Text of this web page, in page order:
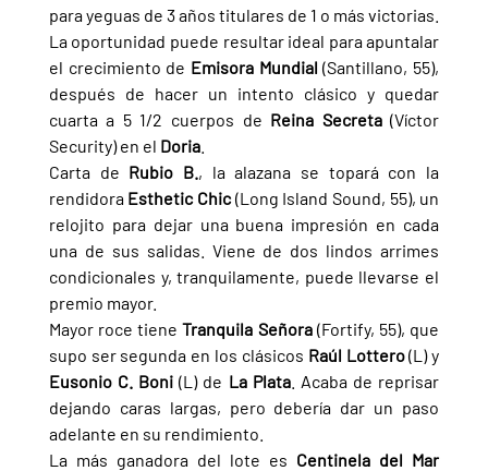
para yeguas de 3 años titulares de 1 o más victorias.
La oportunidad puede resultar ideal para apuntalar
el crecimiento de Emisora Mundial (Santillano, 55),
después de hacer un intento clásico y quedar
cuarta a 5 1/2 cuerpos de Reina Secreta (Víctor
Security) en el Doria.
Carta de Rubio B., la alazana se topará con la
rendidora Esthetic Chic (Long Island Sound, 55), un
relojito para dejar una buena impresión en cada
una de sus salidas. Viene de dos lindos arrimes
condicionales y, tranquilamente, puede llevarse el
premio mayor.
Mayor roce tiene Tranquila Señora (Fortify, 55), que
supo ser segunda en los clásicos Raúl Lottero
Eusonio C. Boni (L) de La Plata. Acaba de reprisar
dejando caras largas, pero debería dar un paso
adelante en su rendimiento.
La más ganadora del lote es